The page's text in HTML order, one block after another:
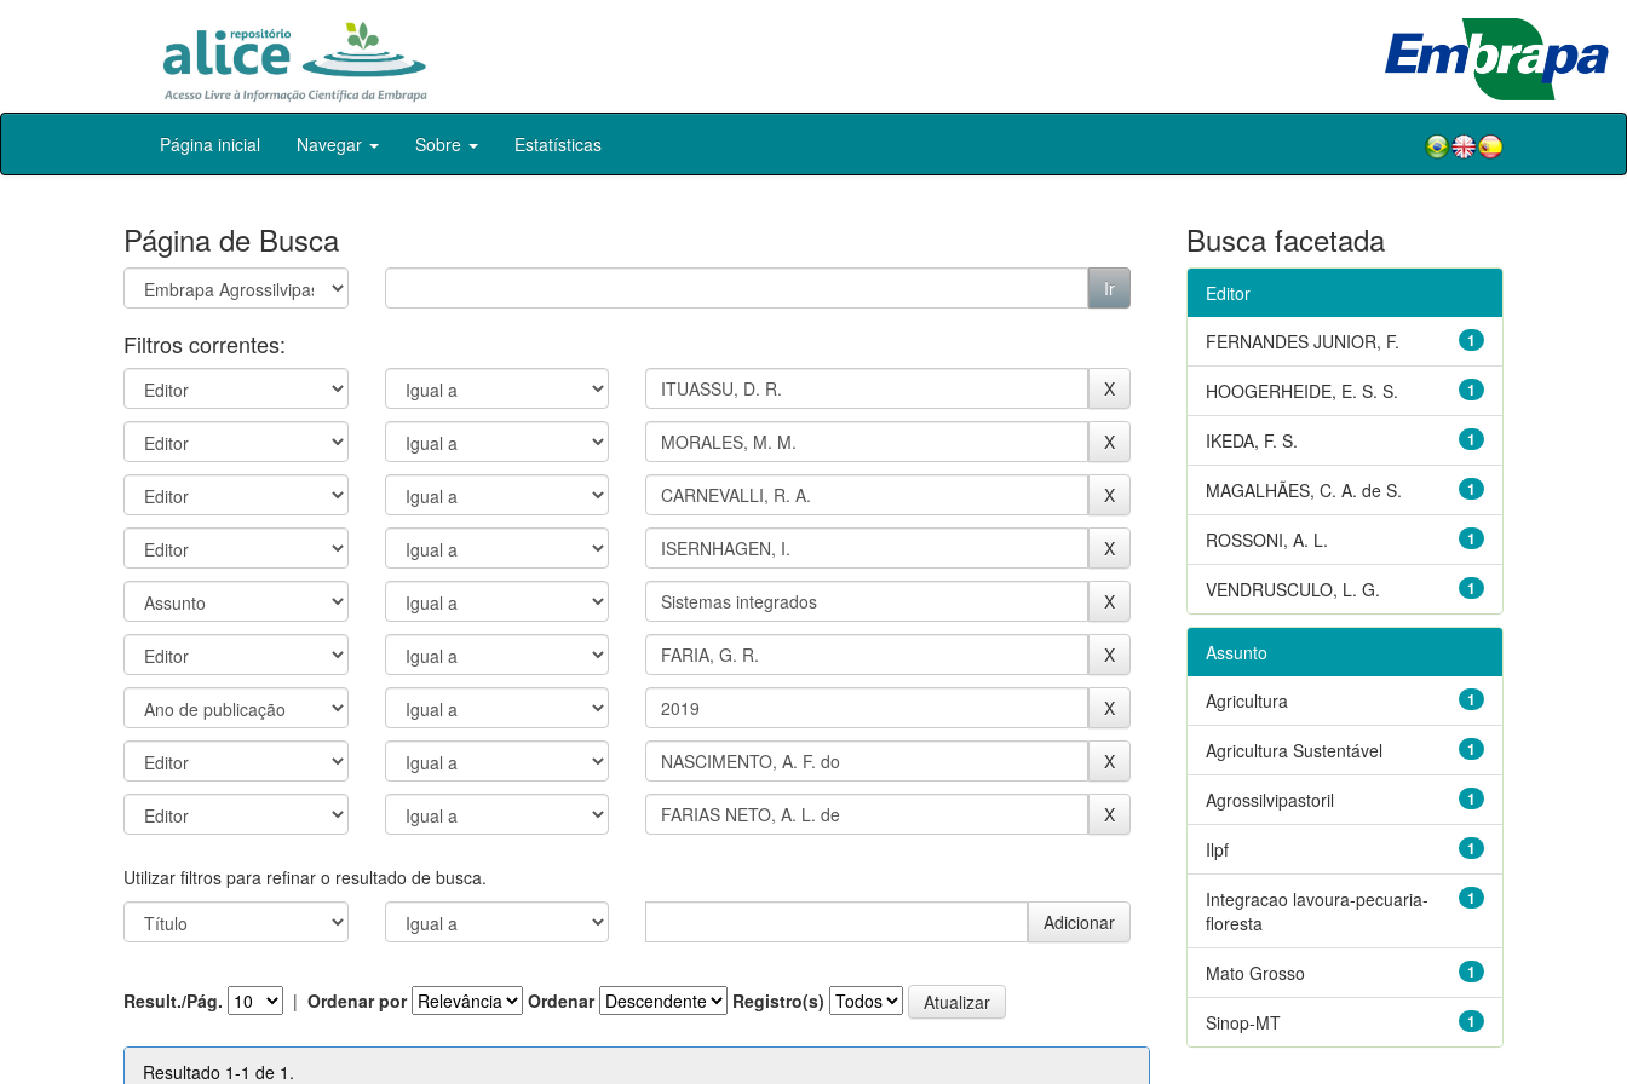
Skip
Página inicial Navegar Sobre Estatísticas
Página de Busca
Filtros correntes:
Utilizar filtros para refinar o resultado de busca.
Result./Pág. | Ordenar por Ordenar Registro(s)
Resultado 1-1 de 1.
Busca facetada
Editor
1
FERNANDES JUNIOR, F.
1
HOOGERHEIDE, E. S. S.
1
IKEDA, F. S.
1
MAGALHÃES, C. A. de S.
1
ROSSONI, A. L.
1
VENDRUSCULO, L. G.
Assunto
1
Agricultura
1
Agricultura Sustentável
1
Agrossilvipastoril
1
Ilpf
1
Integracao lavoura-pecuaria-
floresta
1
Mato Grosso
1
Sinop-MT